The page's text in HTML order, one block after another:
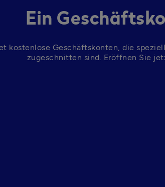
Ein
kostenlose Geschäftskonten, die
zugeschnitten sind. Eröffnen Sie